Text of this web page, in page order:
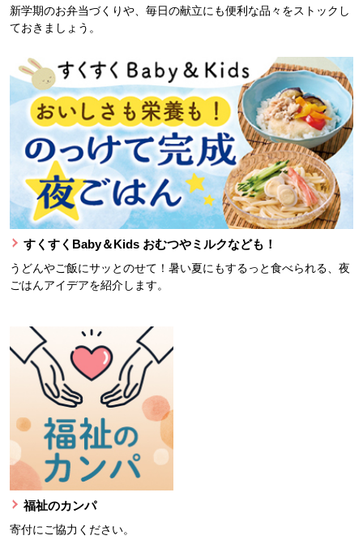
新学期のお弁当づくりや、毎日の献立にも便利な品々をストックし
ておきましょう。
すくすくBaby＆Kids おむつやミルクなども！
うどんやご飯にサッとのせて！暑い夏にもするっと食べられる、夜
ごはんアイデアを紹介します。
福祉のカンパ
寄付にご協力ください。